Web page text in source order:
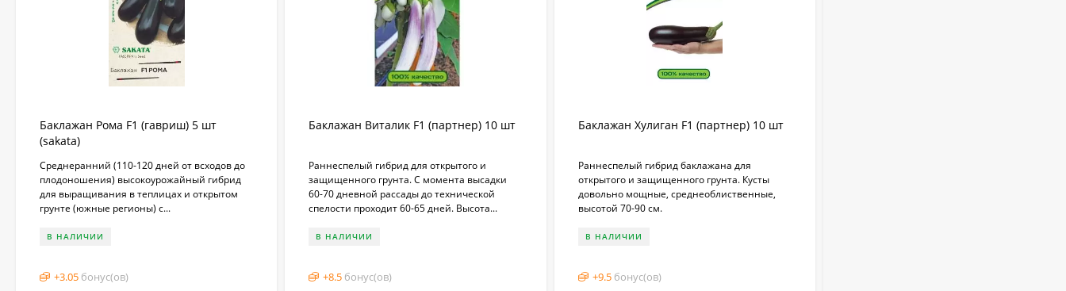
Баклажан Рома F1 (гавриш) 5 шт
(sakata)
​Среднеранний (110-120 дней от всходов до
плодоношения) высокоурожайный гибрид
для выращивания в теплицах и открытом
грунте (южные регионы) с...
В НАЛИЧИИ
+3.05 бонус(ов)
Баклажан Виталик F1 (партнер) 10 шт
Раннеспелый гибрид для открытого и
защищенного грунта. С момента высадки
60-70 дневной рассады до технической
спелости проходит 60-65 дней. Высота...
В НАЛИЧИИ
+8.5 бонус(ов)
Баклажан Хулиган F1 (партнер) 10 шт
​Раннеспелый гибрид баклажана для
открытого и защищенного грунта. Кусты
довольно мощные, среднеоблиственные,
высотой 70-90 см.
В НАЛИЧИИ
+9.5 бонус(ов)